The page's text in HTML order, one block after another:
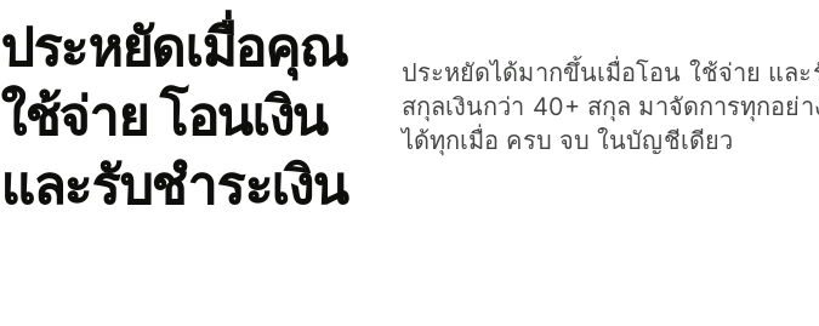
ประหยัดเมื่อคุณ
ใช้จ่าย โอนเงิน
และรับชำระเงิน
ประหยัดได้มากขึ้นเมื่อโอน ใช้จ่าย และ
สกุลเงินกว่า 40+ สกุล มาจัดการทุกอย่า
ได้ทุกเมื่อ ครบ จบ ในบัญชีเดียว